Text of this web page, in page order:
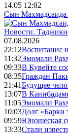
14.05 12:02
Сын Махмадсаида
Новости.
07.08.2026
22:12Воспитание
11:32Эмомали
09:33В Кувейте
08:35Граждан
21:41Будущее
13:07В
11:05Эмомали
10:03Долг «Барки
09:59Юношеская
13:33Стали